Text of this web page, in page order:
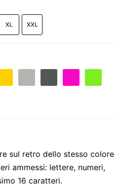
XL XXL
sul retro dello stesso colore
ammessi: lettere, numeri,
16 caratteri.